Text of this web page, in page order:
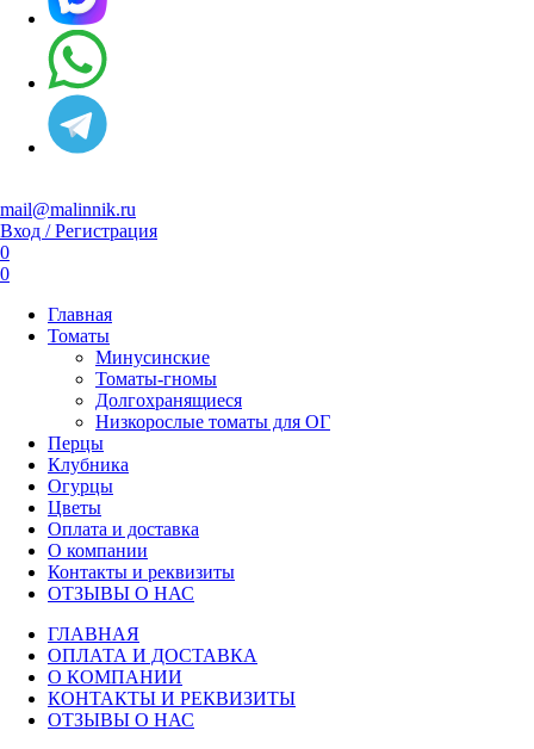
mail@malinnik.ru
Вход / Регистрация
0
0
Главная
Томаты
Минусинские
Томаты-гномы
Долгохранящиеся
Низкорослые томаты для ОГ
Перцы
Клубника
Огурцы
Цветы
Оплата и доставка
О компании
Контакты и реквизиты
ОТЗЫВЫ О НАС
ГЛАВНАЯ
ОПЛАТА И ДОСТАВКА
О КОМПАНИИ
КОНТАКТЫ И РЕКВИЗИТЫ
ОТЗЫВЫ О НАС